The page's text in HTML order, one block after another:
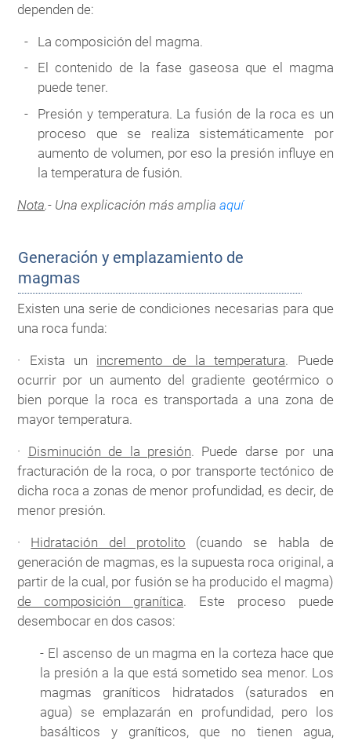
dependen de:
La composición del magma.
El contenido de la fase gaseosa que el magma
puede tener.
Presión y temperatura. La fusión de la roca es un
proceso que se realiza sistemáticamente por
aumento de volumen, por eso la presión influye en
la temperatura de fusión.
Nota.- Una explicación más ampliaaquí
Generación y emplazamiento de
magmas
Existen una serie de condiciones necesarias para que
una roca funda:
· Exista un incremento de la temperatura. Puede
ocurrir por un aumento del gradiente geotérmico o
bien porque la roca es transportada a una zona de
mayor temperatura.
· Disminución de la presión. Puede darse por una
fracturación de la roca, o por transporte tectónico de
dicha roca a zonas de menor profundidad, es decir, de
menor presión.
· Hidratación del protolito (cuando se habla de
generación de magmas, es la supuesta roca original, a
partir de la cual, por fusión se ha producido el magma)
de composición granítica. Este proceso puede
desembocar en dos casos:
- El ascenso de un magma en la corteza hace que
la presión a la que está sometido sea menor. Los
magmas graníticos hidratados (saturados en
agua) se emplazarán en profundidad, pero los
basálticos y graníticos, que no tienen agua,